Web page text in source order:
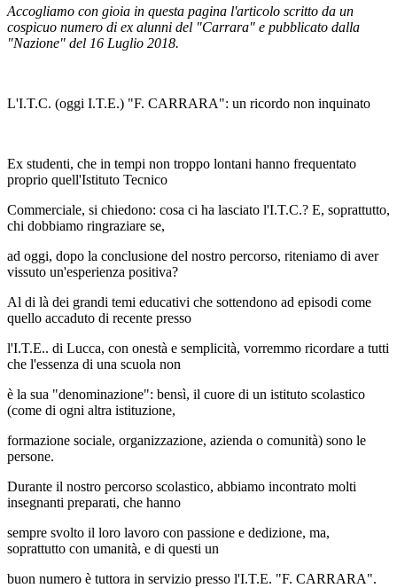
Accogliamo con gioia in questa pagina l'articolo scritto da un
cospicuo numero di ex alunni del "Carrara" e pubblicato dalla
"Nazione" del 16 Luglio 2018.
L'I.T.C. (oggi I.T.E.) "F. CARRARA": un ricordo non inquinato
Ex studenti, che in tempi non troppo lontani hanno frequentato
proprio quell'Istituto Tecnico
Commerciale, si chiedono: cosa ci ha lasciato l'I.T.C.? E, soprattutto,
chi dobbiamo ringraziare se,
ad oggi, dopo la conclusione del nostro percorso, riteniamo di aver
vissuto un'esperienza positiva?
Al di là dei grandi temi educativi che sottendono ad episodi come
quello accaduto di recente presso
l'I.T.E.. di Lucca, con onestà e semplicità, vorremmo ricordare a tutti
che l'essenza di una scuola non
è la sua "denominazione": bensì, il cuore di un istituto scolastico
(come di ogni altra istituzione,
formazione sociale, organizzazione, azienda o comunità) sono le
persone.
Durante il nostro percorso scolastico, abbiamo incontrato molti
insegnanti preparati, che hanno
sempre svolto il loro lavoro con passione e dedizione, ma,
soprattutto con umanità, e di questi un
buon numero è tuttora in servizio presso l'I.T.E. "F. CARRARA".